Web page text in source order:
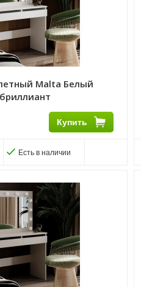
Malta Белый
бриллиант
Купить
Есть в наличии